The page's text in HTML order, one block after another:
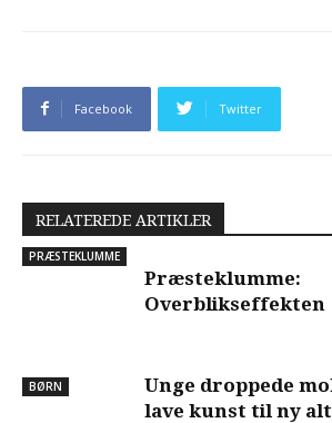
Facebook Twitter
RELATEREDE ARTIKLER
PRÆSTEKLUMME
Præsteklumme:
Overblikseffekten
BØRN
Unge droppede
lave kunst til ny